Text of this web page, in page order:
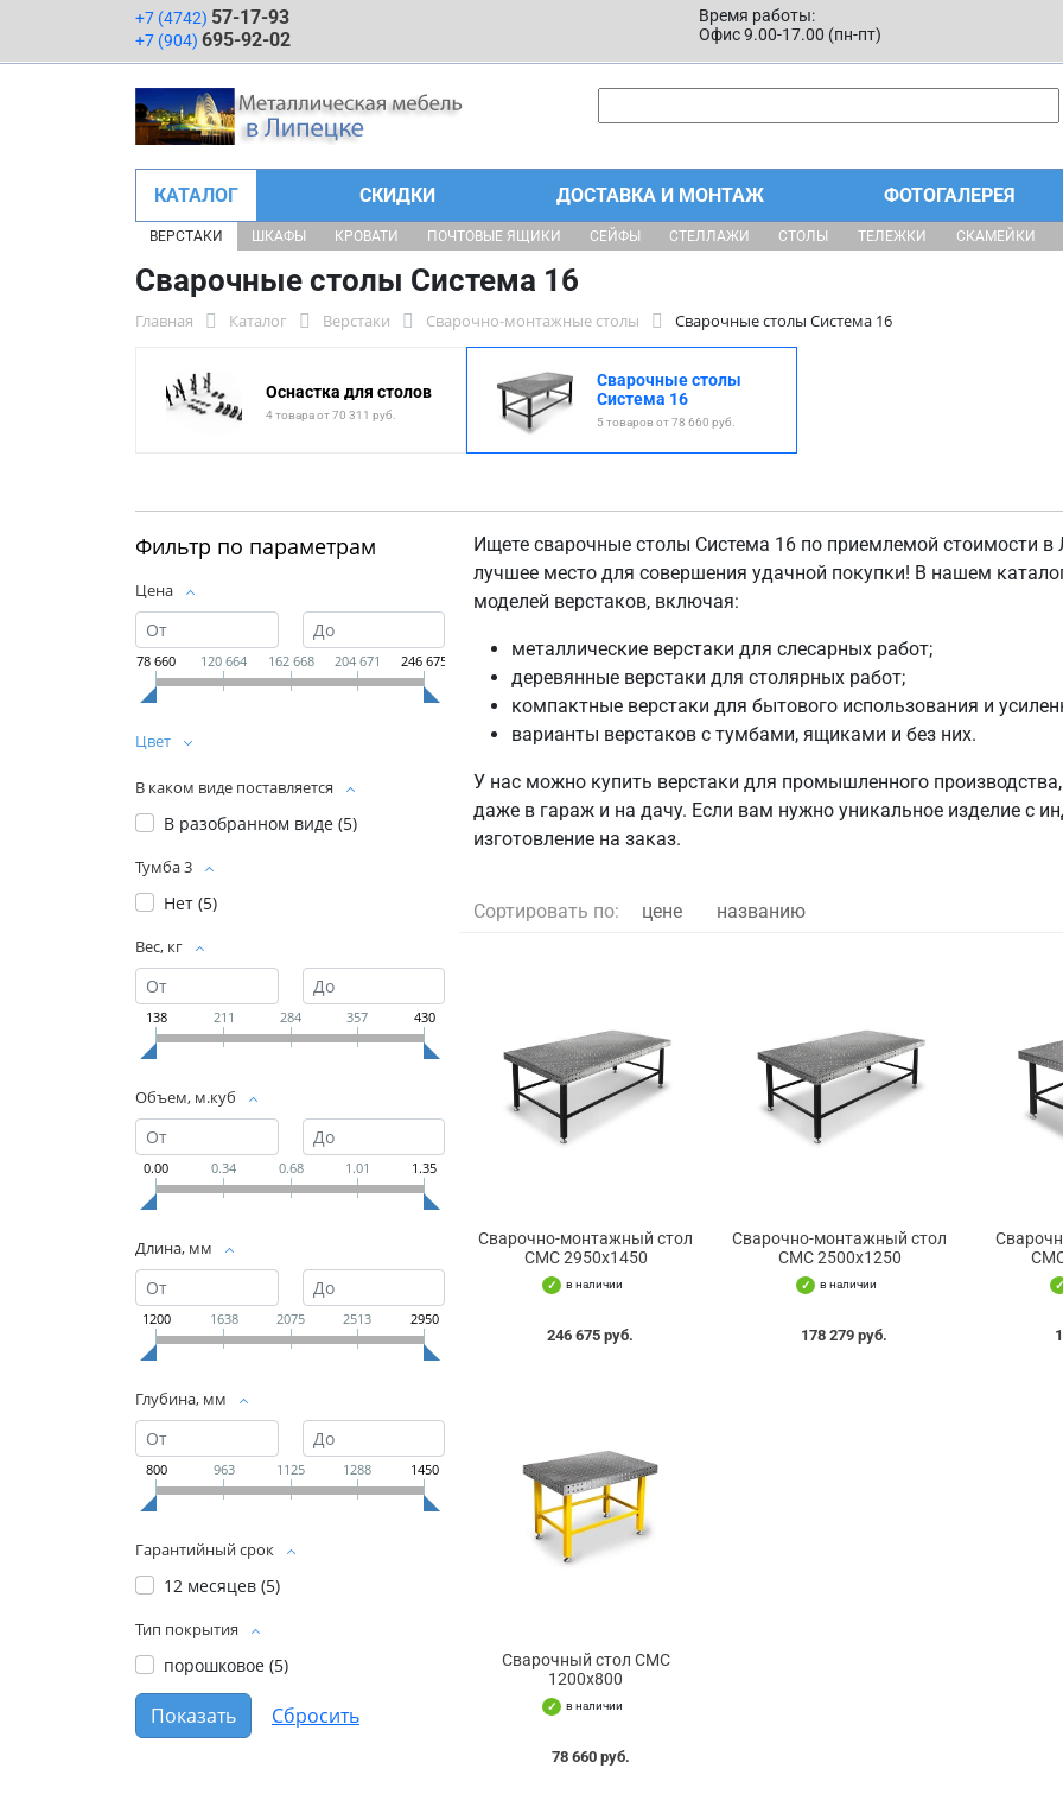
+7 (4742) 57-17-93
+7 (904) 695-92-02
Время работы:
Офис 9.00-17.00 (пн-пт)
КАТАЛОГ СКИДКИ ДОСТАВКА И МОНТАЖ ФОТОГАЛЕРЕЯ
ВЕРСТАКИ ШКАФЫ КРОВАТИ ПОЧТОВЫЕ ЯЩИКИ СЕЙФЫ СТЕЛЛАЖИ СТОЛЫ ТЕЛЕЖКИ СКАМЕЙКИ
Сварочные столы Система 16
Главная Каталог Верстаки Сварочно-монтажные столы Сварочные столы Система 16
Оснастка для столов
4 товара от 70 311 руб.
Сварочные столы
Система 16
5 товаров от 78 660 руб.
Фильтр по параметрам
Цена
78 660 120 664 162 668 204 671 246 675
Цвет
В каком виде поставляется
В разобранном виде (5)
Тумба 3
Нет (5)
Вес, кг
138 211 284 357 430
Объем, м.куб
0.00 0.34 0.68 1.01 1.35
Длина, мм
1200 1638 2075 2513 2950
Глубина, мм
800 963 1125 1288 1450
Гарантийный срок
12 месяцев (5)
Тип покрытия
порошковое (5)
Ищете сварочные столы Система 16 по приемлемой стоимости в
лучшее место для совершения удачной покупки! В нашем
моделей верстаков, включая:
металлические верстаки для слесарных работ;
деревянные верстаки для столярных работ;
компактные верстаки для бытового использования и
варианты верстаков с тумбами, ящиками и без них.
У нас можно купить верстаки для промышленного
даже в гараж и на дачу. Если вам нужно уникальное изделие с
изготовление на заказ.
Сортировать по: цене названию
Сварочно-монтажный стол
СМС 2950х1450
в наличии
246 675 руб.
Сварочно-монтажный стол
СМС 2500х1250
в наличии
178 279 руб.
Сварочный стол СМС
1200х800
в наличии
78 660 руб.